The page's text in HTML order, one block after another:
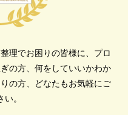
理でお困りの皆様に、プロ
の方、何をしていいかわか
の方、どなたもお気軽にご
。